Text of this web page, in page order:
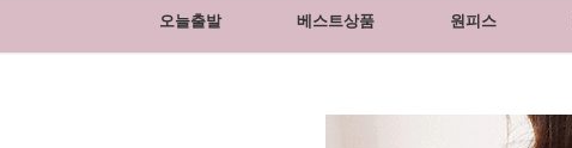
오늘출발 베스트상품 원피스